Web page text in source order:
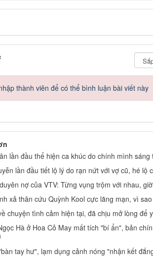
thành viên để có thể bình luận bài viết này
lần đầu thể hiện ca khúc do chính mình
lần đầu tiết lộ lý do rạn nứt với vợ cũ, hé lộ
nợ của VTV: Từng vụng trộm với nhau,
xả thân cứu Quỳnh Kool cực lãng mạn, vì
chuyện tình cảm hiện tại, đã chịu mở lòng để
Hà ở Hoa Cỏ May mất tích "bí ẩn", bản
tay hư", lạm dụng cảnh nóng "nhận kết